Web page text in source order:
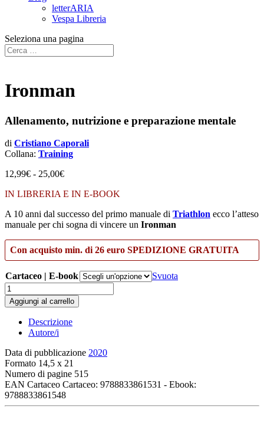
letterARIA
Vespa Libreria
Seleziona una pagina
Ironman
Allenamento, nutrizione e preparazione mentale
di Cristiano Caporali
Collana: Training
12,99€ - 25,00€Fascia
prezzo:
12,99€
a
IN LIBRERIA E IN E-BOOK
A 10 anni dal successo del primo manuale di Triathlon ecco l’atteso
manuale per chi sogna di vincere un Ironman
Con acquisto min. di 26 euro SPEDIZIONE GRATUITA
Cartaceo | E-book
Svuota
Ironman
quantità
Aggiungi al carrello
Descrizione
Autore/i
Data di pubblicazione 2020
Formato 14,5 x 21
Numero di pagine 515
EAN Cartaceo Cartaceo: 9788833861531 - Ebook:
9788833861548